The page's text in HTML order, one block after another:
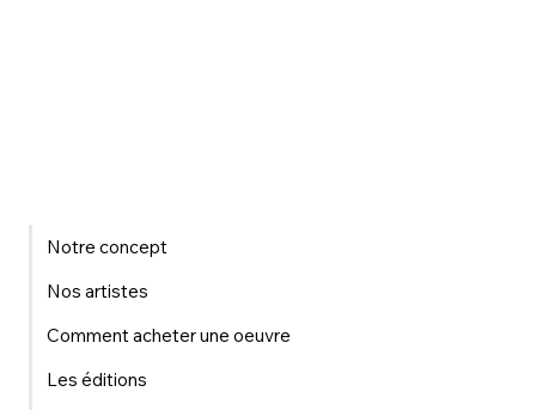
Notre concept
Nos artistes
Comment acheter une oeuvre
Les éditions